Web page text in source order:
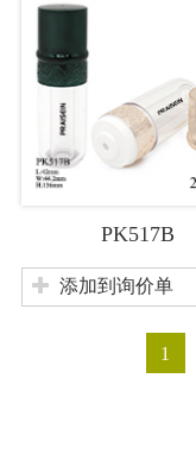
PK517B
添加到询价单
1